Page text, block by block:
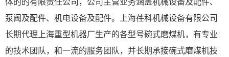
泵阀及配件、机电设备及配件。上海荏科机械设备有限公司
长期代理上海重型机器厂生产的各型号碗式磨煤机，有专业
的技术团队，和一流的服务团队，并长期承接碗式磨煤机技